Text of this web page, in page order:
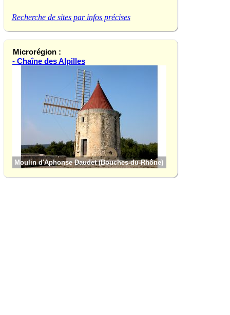
Recherche de sites par infos précises
Microrégion :
- Chaîne des Alpilles
Moulin d'Aphonse Daudet (Bouches-du-Rhône)